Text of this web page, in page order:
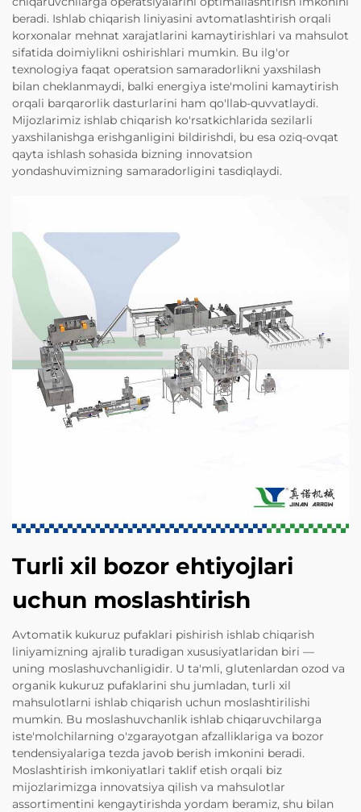
beradi. Ishlab chiqarish liniyasini avtomatlashtirish orqali
korxonalar mehnat xarajatlarini kamaytirishlari va mahsulot
sifatida doimiylikni oshirishlari mumkin. Bu ilg'or
texnologiya faqat operatsion samaradorlikni yaxshilash
bilan cheklanmaydi, balki energiya iste'molini kamaytirish
orqali barqarorlik dasturlarini ham qo'llab-quvvatlaydi.
Mijozlarimiz ishlab chiqarish ko'rsatkichlarida sezilarli
yaxshilanishga erishganligini bildirishdi, bu esa oziq-ovqat
qayta ishlash sohasida bizning innovatsion
yondashuvimizning samaradorligini tasdiqlaydi.
Turli xil bozor ehtiyojlari
uchun moslashtirish
Avtomatik kukuruz pufaklari pishirish ishlab chiqarish
liniyamizning ajralib turadigan xususiyatlaridan biri —
uning moslashuvchanligidir. U ta'mli, glutenlardan ozod va
organik kukuruz pufaklarini shu jumladan, turli xil
mahsulotlarni ishlab chiqarish uchun moslashtirilishi
mumkin. Bu moslashuvchanlik ishlab chiqaruvchilarga
iste'molchilarning o'zgarayotgan afzalliklariga va bozor
tendensiyalariga tezda javob berish imkonini beradi.
Moslashtirish imkoniyatlari taklif etish orqali biz
mijozlarimizga innovatsiya qilish va mahsulotlar
assortimentini kengaytirishda yordam beramiz, shu bilan